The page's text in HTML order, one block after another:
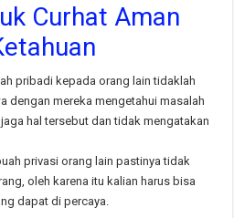
Curhat Aman
pribadi kepada orang lain tidaklah
dengan mereka mengetahui masalah
hal tersebut dan tidak mengatakan
privasi orang lain pastinya tidak
oleh karena itu kalian harus bisa
dapat di percaya.